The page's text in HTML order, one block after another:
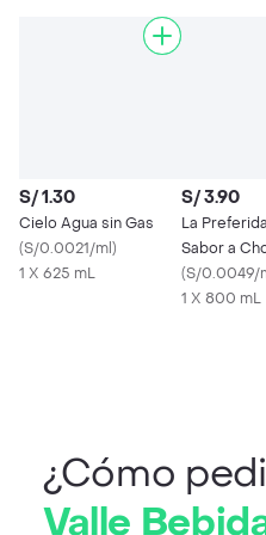
S/ 1.30
Cielo Agua sin Gas
(S/0.0021/ml)
1 X 625 mL
S/ 3.90
La
Sabor a
(S/0.0049/
1 X 800 mL
¿Cómo
Valle